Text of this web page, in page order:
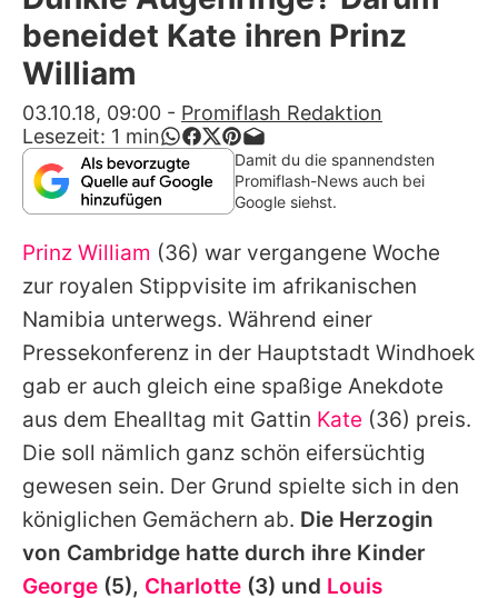
Alle Themen auf Promiflash
App runterladen
Team
Redaktionelle Richtlinien
Impressum
Datenschutzerklärung
Nutzungsbedingungen
Utiq verwalten
beneidet Kate ihren Prinz
William
03.10.18, 09:00 - Promiflash Redaktion
Lesezeit: 1 min
Damit du die spannendsten
Promiflash-News auch bei
Google siehst.
Prinz William (36) war vergangene Woche
zur royalen Stippvisite im afrikanischen
Namibia unterwegs. Während einer
Pressekonferenz in der Hauptstadt Windhoek
gab er auch gleich eine spaßige Anekdote
aus dem Ehealltag mit Gattin Kate (36) preis.
Die soll nämlich ganz schön eifersüchtig
gewesen sein. Der Grund spielte sich in den
königlichen Gemächern ab. Die Herzogin
von Cambridge hatte durch ihre Kinder
George (5), Charlotte (3) und Louis